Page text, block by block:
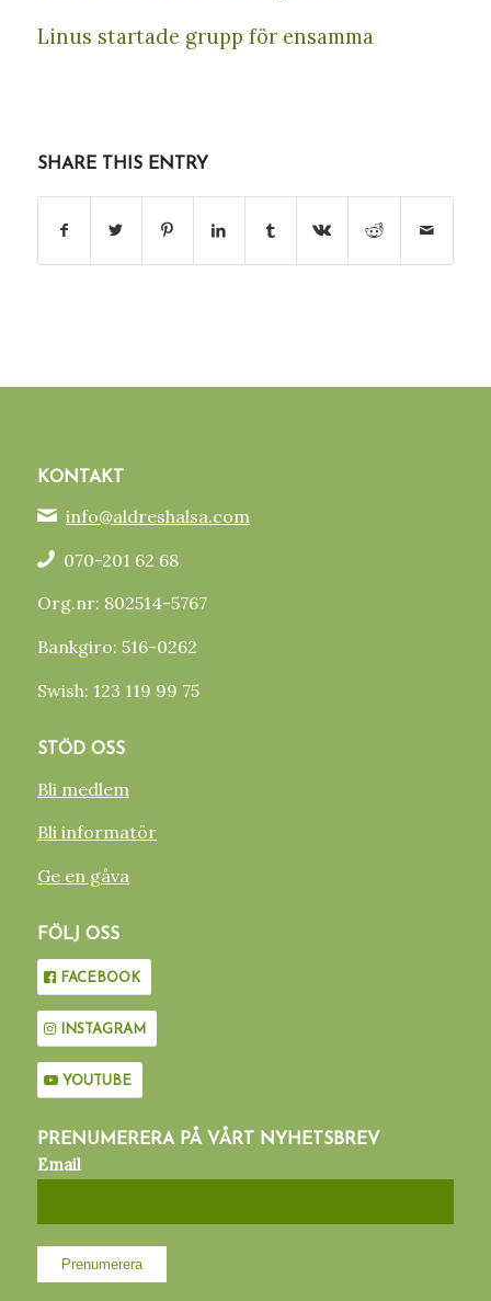
Linus startade grupp för ensamma
SHARE THIS ENTRY
KONTAKT
info@aldreshalsa.com
070-201 62 68
Org.nr: 802514-5767
Bankgiro: 516-0262
Swish: 123 119 99 75
STÖD OSS
Bli medlem
Bli informatör
Ge en gåva
FÖLJ OSS
FACEBOOK
INSTAGRAM
YOUTUBE
PRENUMERERA PÅ VÅRT NYHETSBREV
Email